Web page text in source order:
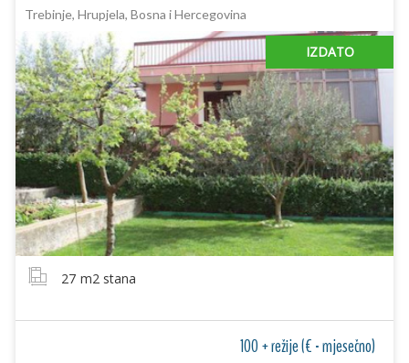
Trebinje, Hrupjela, Bosna i Hercegovina
IZDATO
27 m2 stana
100 + režije (€ - mjesečno)